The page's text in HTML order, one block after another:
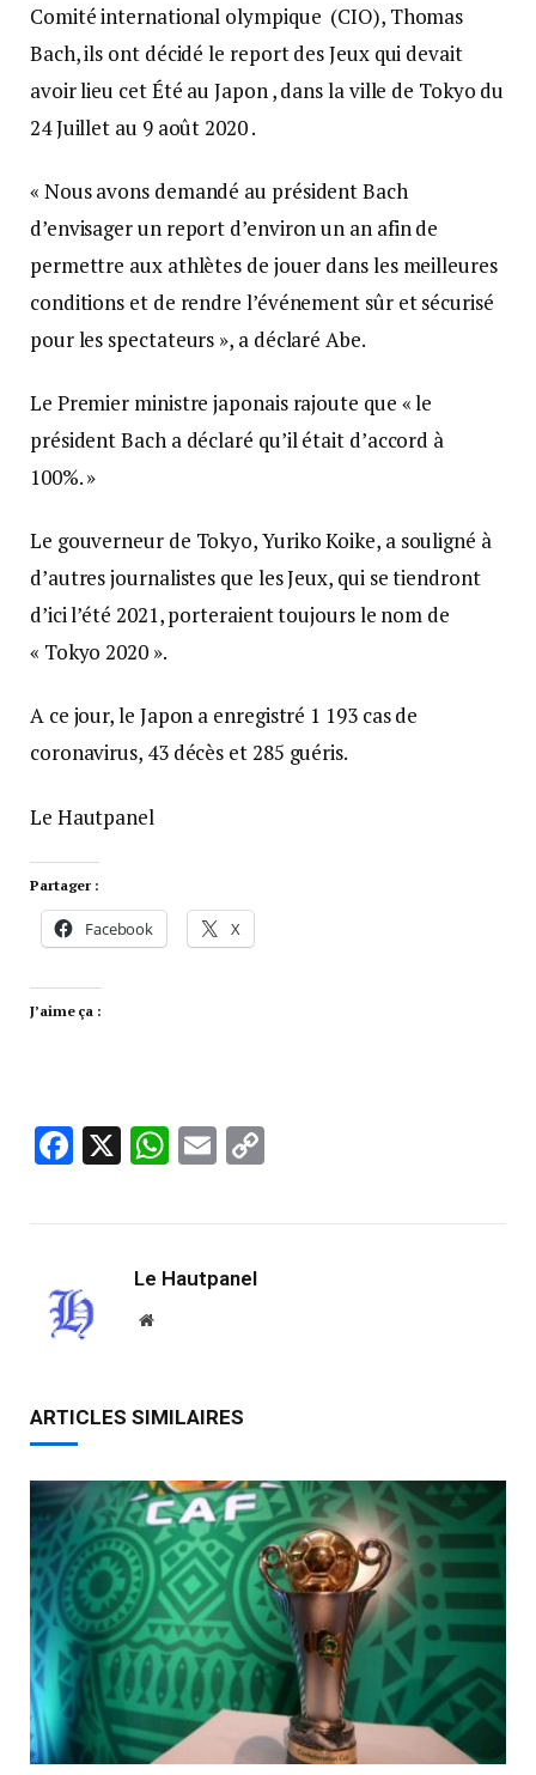
Comité international olympique (CIO), Thomas
Bach, ils ont décidé le report des Jeux qui devait
avoir lieu cet Été au Japon , dans la ville de Tokyo du
24 Juillet au 9 août 2020 .
« Nous avons demandé au président Bach
d’envisager un report d’environ un an afin de
permettre aux athlètes de jouer dans les meilleures
conditions et de rendre l’événement sûr et sécurisé
pour les spectateurs », a déclaré Abe.
Le Premier ministre japonais rajoute que « le
président Bach a déclaré qu’il était d’accord à
100%. »
Le gouverneur de Tokyo, Yuriko Koike, a souligné à
d’autres journalistes que les Jeux, qui se tiendront
d’ici l’été 2021, porteraient toujours le nom de
« Tokyo 2020 ».
A ce jour, le Japon a enregistré 1 193 cas de
coronavirus, 43 décès et 285 guéris.
Le Hautpanel
Partager :
Facebook X
J’aime ça :
Facebook
X WhatsApp
Email
Le Hautpanel
Website
ARTICLES SIMILAIRES